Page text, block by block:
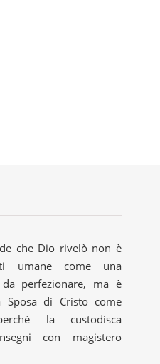
umane come una
perfezionare, ma è
Sposa di Cristo come
la custodisca
con magistero